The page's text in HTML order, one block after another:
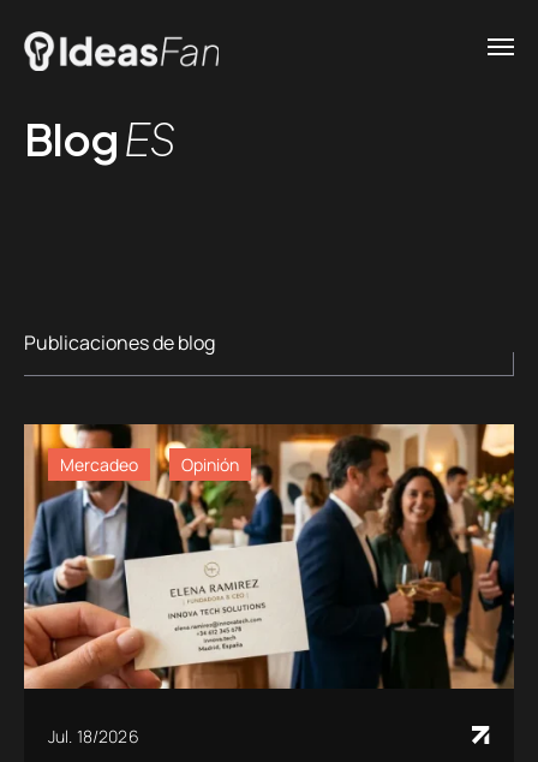
BlogES
Publicaciones de blog
Mercadeo Opinión
Jul. 18/2026